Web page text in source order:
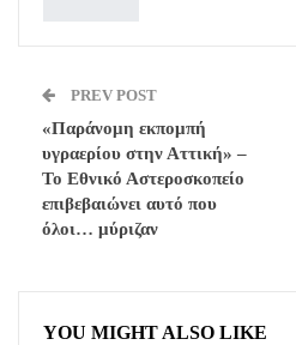
PREV POST
«Παράνομη εκπομπή
υγραερίου στην Αττική» –
Το Εθνικό Αστεροσκοπείο
επιβεβαιώνει αυτό που
όλοι… μύριζαν
YOU MIGHT ALSO LIKE